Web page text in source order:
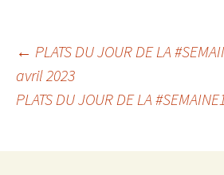
Navigation
des
articles
← PLATS DU JOUR DE LA
avril 2023
PLATS DU JOUR DE LA